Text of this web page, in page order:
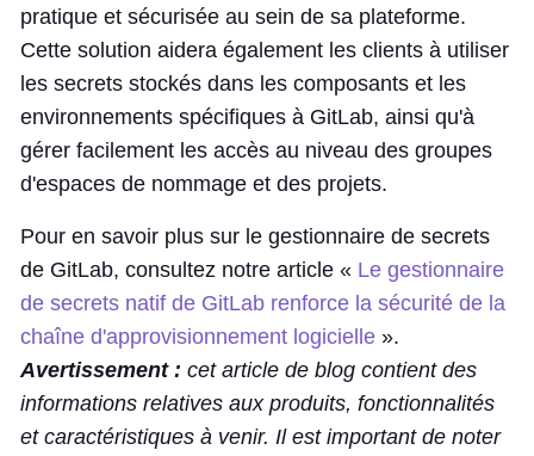
pratique et sécurisée au sein de sa plateforme.
Cette solution aidera également les clients à utiliser
les secrets stockés dans les composants et les
environnements spécifiques à GitLab, ainsi qu'à
gérer facilement les accès au niveau des groupes
d'espaces de nommage et des projets.
Pour en savoir plus sur le gestionnaire de secrets
de GitLab, consultez notre article « Le gestionnaire
de secrets natif de GitLab renforce la sécurité de la
chaîne d'approvisionnement logicielle ».
Avertissement : cet article de blog contient des
informations relatives aux produits, fonctionnalités
et caractéristiques à venir. Il est important de noter